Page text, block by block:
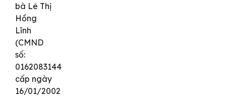
bà Lê Thị
Hồng
Lĩnh
(CMND
số:
0162083144
cấp ngày
16/01/2002